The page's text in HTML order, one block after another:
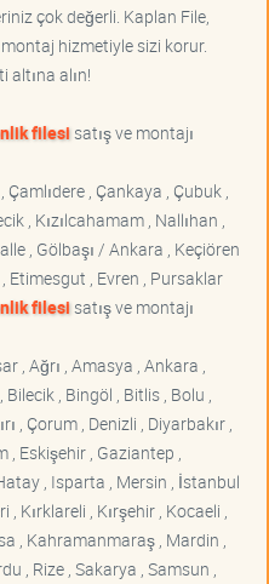
çok değerli. Kaplan File,
hizmetiyle sizi korur.
altına alın!
filesisatış ve montajı
, Çankaya , Çubuk ,
, Kızılcahamam , Nallıhan ,
, Gölbaşı / Ankara , Keçiören
Etimesgut , Evren , Pursaklar
filesisatış ve montajı
, Ağrı , Amasya , Ankara ,
, Bingöl , Bitlis , Bolu ,
, Çorum , Denizli , Diyarbakır ,
, Eskişehir , Gaziantep ,
, Isparta , Mersin , İstanbul
Kırklareli , Kırşehir , Kocaeli ,
, Kahramanmaraş , Mardin ,
, Rize , Sakarya , Samsun ,